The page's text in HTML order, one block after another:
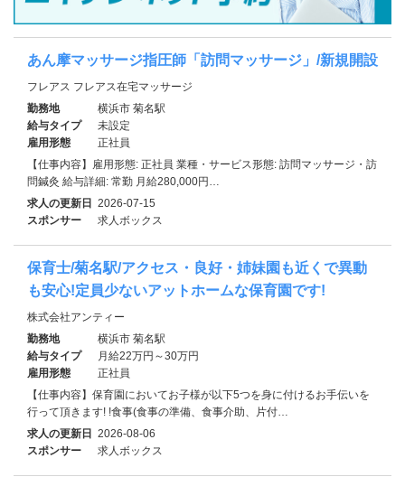
あん摩マッサージ指圧師「訪問マッサージ」/新規開設
フレアス フレアス在宅マッサージ
勤務地
横浜市 菊名駅
給与タイプ
未設定
雇用形態
正社員
【仕事内容】雇用形態: 正社員 業種・サービス形態: 訪問マッサージ・訪
問鍼灸 給与詳細: 常勤 月給280,000円…
求人の更新日 2026-07-15
スポンサー
求人ボックス
保育士/菊名駅/アクセス・良好・姉妹園も近くで異動
も安心!定員少ないアットホームな保育園です!
株式会社アンティー
勤務地
横浜市 菊名駅
給与タイプ
月給22万円～30万円
雇用形態
正社員
【仕事内容】保育園においてお子様が以下5つを身に付けるお手伝いを
行って頂きます! !食事(食事の準備、食事介助、片付…
求人の更新日 2026-08-06
スポンサー
求人ボックス